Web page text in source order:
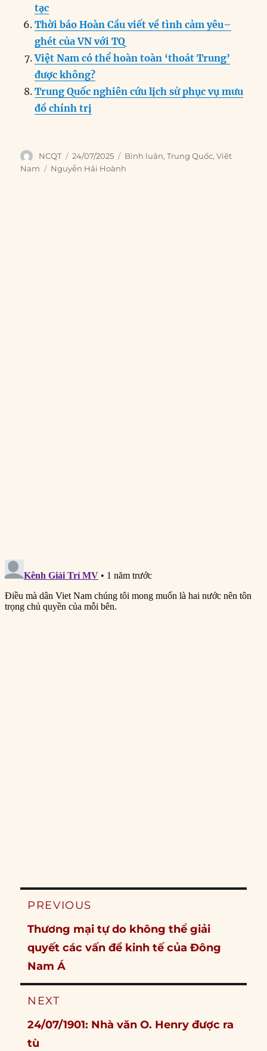
tạc
Thời báo Hoàn Cầu viết về tình cảm yêu–
ghét của VN với TQ
Việt Nam có thể hoàn toàn ‘thoát Trung’
được không?
Trung Quốc nghiên cứu lịch sử phục vụ mưu
đồ chính trị
Author
NCQT
Posted
on
24/07/2025 Categories
Bình luận,Trung Quốc,Việt
Nam
Tags
Nguyễn Hải Hoành
Post
PREVIOUS
Previous
post:
Thương mại tự do không thể giải
quyết các vấn đề kinh tế của Đông
Nam Á
NEXT
Next
post:
24/07/1901: Nhà văn O. Henry được ra
tù